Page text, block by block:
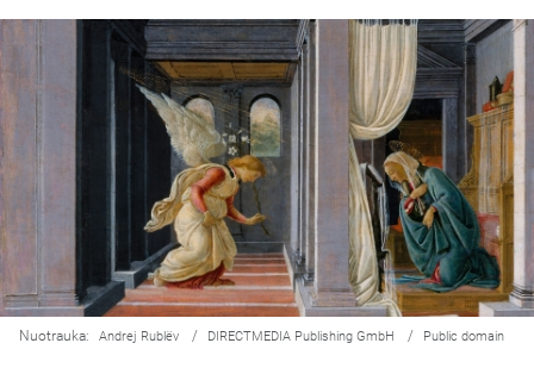
Nuotrauka: Andrej Rublëv / DIRECTMEDIA Publishing GmbH / Public domain